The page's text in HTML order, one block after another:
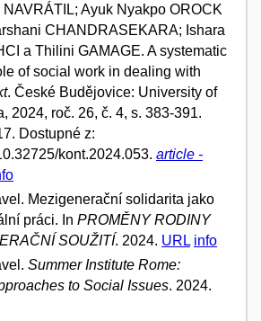
NAVRÁTIL; Ayuk Nyakpo OROCK
CHANDRASEKARA; Ishara
a Thilini GAMAGE. A systematic
of social work in dealing with
. České Budějovice: University of
2024, roč. 26, č. 4, s. 383-391.
Dostupné z:
kont.2024.053. article -
Mezigenerační solidarita jako
práci. In PROMĚNY RODINY
SOUŽITÍ. 2024. URL info
Summer Institute Rome:
to Social Issues. 2024.